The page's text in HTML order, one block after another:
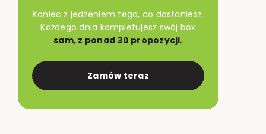
Koniec z jedzeniem tego, co dostaniesz.
Każdego dnia kompletujesz swój box
sam, z ponad 30 propozycji.
Zamów teraz